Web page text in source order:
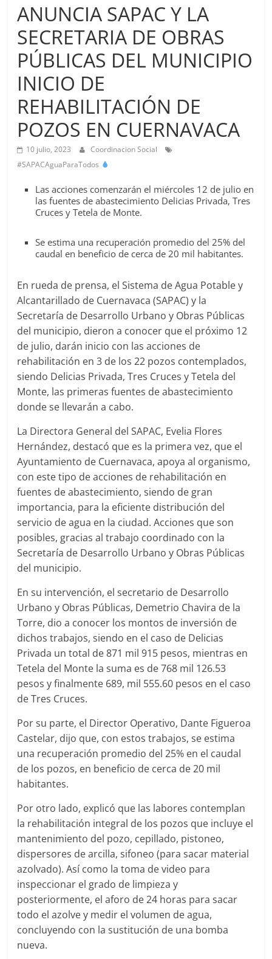
Potable
Alcantarillado
del
Municipio
de
Cuernavaca
ANUNCIA SAPAC Y LA
SECRETARIA DE OBRAS
PÚBLICAS DEL MUNICIPIO
INICIO DE
REHABILITACIÓN DE
POZOS EN CUERNAVACA
10 julio, 2023
Coordinacion Social
#SAPACAguaParaTodos
Las acciones comenzarán el miércoles 12 de julio en
las fuentes de abastecimiento Delicias Privada, Tres
Cruces y Tetela de Monte.
Se estima una recuperación promedio del 25% del
caudal en beneficio de cerca de 20 mil habitantes.
En rueda de prensa, el Sistema de Agua Potable y
Alcantarillado de Cuernavaca (SAPAC) y la
Secretaría de Desarrollo Urbano y Obras Públicas
del municipio, dieron a conocer que el próximo 12
de julio, darán inicio con las acciones de
rehabilitación en 3 de los 22 pozos contemplados,
siendo Delicias Privada, Tres Cruces y Tetela del
Monte, las primeras fuentes de abastecimiento
donde se llevarán a cabo.
La Directora General del SAPAC, Evelia Flores
Hernández, destacó que es la primera vez, que el
Ayuntamiento de Cuernavaca, apoya al organismo,
con este tipo de acciones de rehabilitación en
fuentes de abastecimiento, siendo de gran
importancia, para la eficiente distribución del
servicio de agua en la ciudad. Acciones que son
posibles, gracias al trabajo coordinado con la
Secretaría de Desarrollo Urbano y Obras Públicas
del municipio.
En su intervención, el secretario de Desarrollo
Urbano y Obras Públicas, Demetrio Chavira de la
Torre, dio a conocer los montos de inversión de
dichos trabajos, siendo en el caso de Delicias
Privada un total de 871 mil 915 pesos, mientras en
Tetela del Monte la suma es de 768 mil 126.53
pesos y finalmente 689, mil 555.60 pesos en el caso
de Tres Cruces.
Por su parte, el Director Operativo, Dante Figueroa
Castelar, dijo que, con estos trabajos, se estima
una recuperación promedio del 25% en el caudal
de los pozos, en beneficio de cerca de 20 mil
habitantes.
Por otro lado, explicó que las labores contemplan
la rehabilitación integral de los pozos que incluye el
mantenimiento del pozo, cepillado, pistoneo,
dispersores de arcilla, sifoneo (para sacar material
azolvado). Así como la toma de video para
inspeccionar el grado de limpieza y
posteriormente, el aforo de 24 horas para sacar
todo el azolve y medir el volumen de agua,
concluyendo con la sustitución de una bomba
nueva.